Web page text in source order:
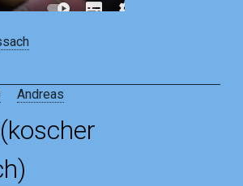
Andreas